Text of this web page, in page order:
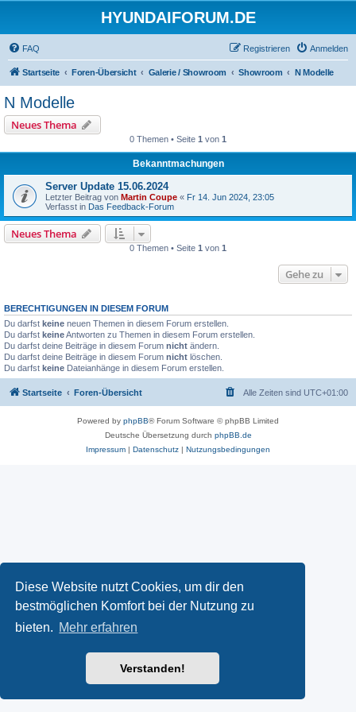
Diese Website nutzt Cookies, um dir den
bestmöglichen Komfort bei der Nutzung zu
bieten. Mehr erfahren
Verstanden!
HYUNDAIFORUM.DE
FAQ Anmelden
Registrieren
Startseite Foren-Übersicht Galerie / Showroom Showroom N Modelle
N Modelle
Neues Thema
0 Themen • Seite 1 von 1
Bekanntmachungen
Server Update 15.06.2024
Letzter Beitrag von Martin Coupe « Fr 14. Jun 2024, 23:05
Verfasst in Das Feedback-Forum
Neues Thema
0 Themen • Seite 1 von 1
Gehe zu
BERECHTIGUNGEN IN DIESEM FORUM
Du darfst keine neuen Themen in diesem Forum erstellen.
Du darfst keineAntworten zu Themen in diesem Forum erstellen.
Du darfst deine Beiträge in diesem Forum nicht ändern.
Du darfst deine Beiträge in diesem Forum nicht löschen.
Du darfst keine Dateianhänge in diesem Forum erstellen.
Startseite Foren-Übersicht Alle Zeiten sind UTC+01:00
Powered by phpBB® Forum Software © phpBB Limited
Deutsche Übersetzung durch phpBB.de
Impressum | Datenschutz | Nutzungsbedingungen